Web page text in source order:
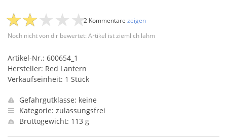
Noch nicht von dir bewertet: Artikel ist ziemlich lahm
2 Kommentare zeigen
Artikel-Nr.: 600654_1
Hersteller: Red Lantern
Verkaufseinheit: 1 Stück
Gefahrgutklasse: keine
Kategorie: zulassungsfrei
Bruttogewicht: 113 g